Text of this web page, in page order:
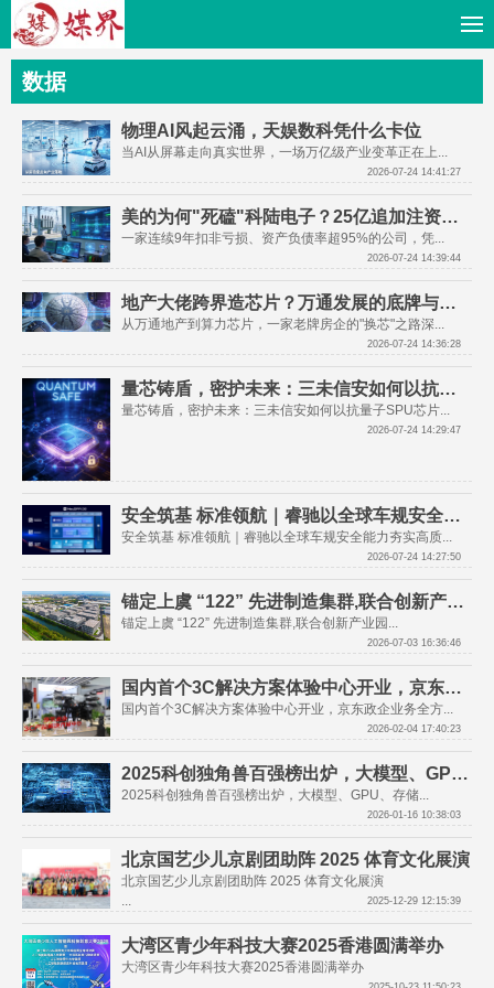
数据
物理AI风起云涌，天娱数科凭什么卡位
当AI从屏幕走向真实世界，一场万亿级产业变革正在上...
2026-07-24 14:41:27
美的为何"死磕"科陆电子？25亿追加注资背后的战略阳谋
一家连续9年扣非亏损、资产负债率超95%的公司，凭...
2026-07-24 14:39:44
地产大佬跨界造芯片？万通发展的底牌与豪赌
从万通地产到算力芯片，一家老牌房企的"换芯"之路深...
2026-07-24 14:36:28
量芯铸盾，密护未来：三未信安如何以抗量子SPU芯片抢占后量子时代制高点
量芯铸盾，密护未来：三未信安如何以抗量子SPU芯片...
2026-07-24 14:29:47
安全筑基 标准领航｜睿驰以全球车规安全能力夯实高质量增长根基
安全筑基 标准领航｜睿驰以全球车规安全能力夯实高质...
2026-07-24 14:27:50
锚定上虞 “122” 先进制造集群,联合创新产业园打造湾区多元产业转化高地
锚定上虞 “122” 先进制造集群,联合创新产业园...
2026-07-03 16:36:46
国内首个3C解决方案体验中心开业，京东政企业务全方位助力企业采购升级
国内首个3C解决方案体验中心开业，京东政企业务全方...
2026-02-04 17:40:23
2025科创独角兽百强榜出炉，大模型、GPU、存储芯片、商业航天领衔硬科技独角兽赛道
2025科创独角兽百强榜出炉，大模型、GPU、存储...
2026-01-16 10:38:03
北京国艺少儿京剧团助阵 2025 体育文化展演
北京国艺少儿京剧团助阵 2025 体育文化展演
...
2025-12-29 12:15:39
大湾区青少年科技大赛2025香港圆满举办
大湾区青少年科技大赛2025香港圆满举办